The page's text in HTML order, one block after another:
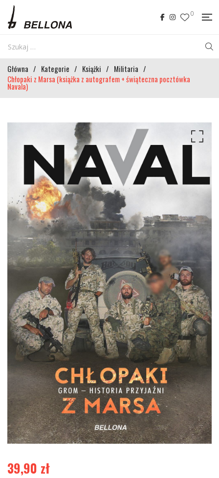
0
Główna / Kategorie / Książki / Militaria /
Chłopaki z Marsa (książka z autografem + świąteczna pocztówka
Navala)
39,90 zł